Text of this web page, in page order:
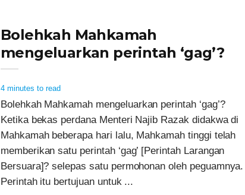
Bolehkah Mahkamah
mengeluarkan perintah ‘gag’?
4 minutes to read
Bolehkah Mahkamah mengeluarkan perintah ‘gag’?
Ketika bekas perdana Menteri Najib Razak didakwa di
Mahkamah beberapa hari lalu, Mahkamah tinggi telah
memberikan satu perintah ‘gag’ [Perintah Larangan
Bersuara]? selepas satu permohonan oleh peguamnya.
Perintah itu bertujuan untuk ...